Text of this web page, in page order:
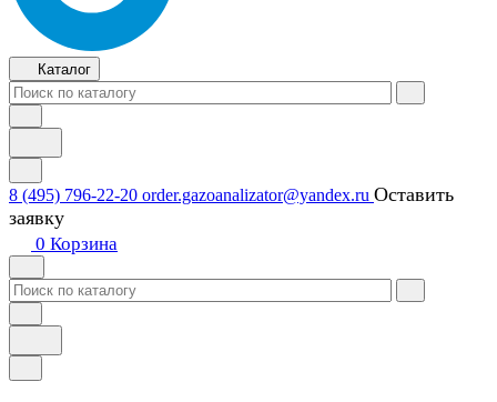
Каталог
8 (495) 796-22-20 order.gazoanalizator@yandex.ru Оставить
заявку
0 Корзина